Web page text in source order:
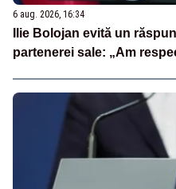
6 aug. 2026, 16:34
Ilie Bolojan evită un
partenerei sale: „Am